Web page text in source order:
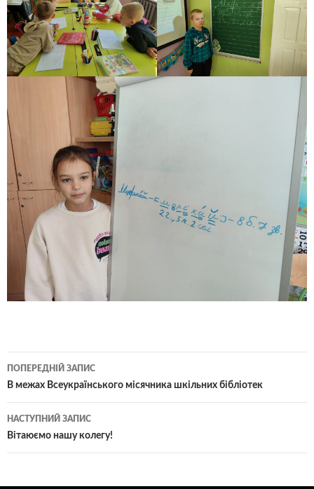
Навігація
по
записам
ПОПЕРЕДНІЙ ЗАПИС
В межах Всеукраїнського місячника шкільних бібліотек
НАСТУПНИЙ ЗАПИС
Вітаюємо нашу колегу!